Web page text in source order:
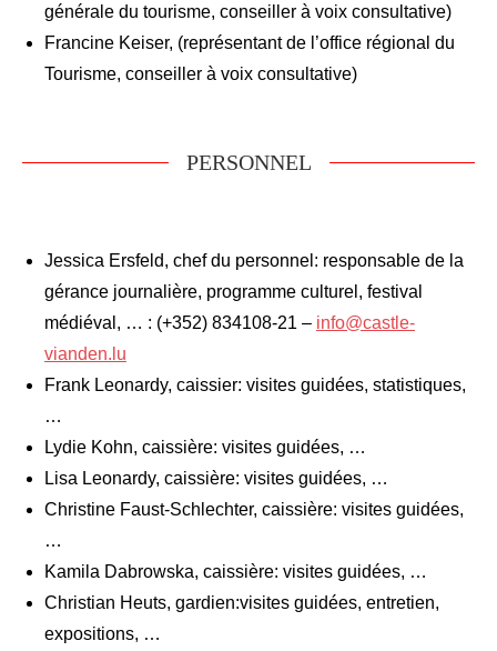
générale du tourisme, conseiller à voix consultative)
Francine Keiser, (représentant de l’office régional du
Tourisme, conseiller à voix consultative)
PERSONNEL
Jessica Ersfeld, chef du personnel: responsable de la
gérance journalière, programme culturel, festival
médiéval, … : (+352) 834108-21 – info@castle-
vianden.lu
Frank Leonardy, caissier: visites guidées, statistiques,
…
Lydie Kohn, caissière: visites guidées, …
Lisa Leonardy, caissière: visites guidées, …
Christine Faust-Schlechter, caissière: visites guidées,
…
Kamila Dabrowska, caissière: visites guidées, …
Christian Heuts, gardien:visites guidées, entretien,
expositions, …